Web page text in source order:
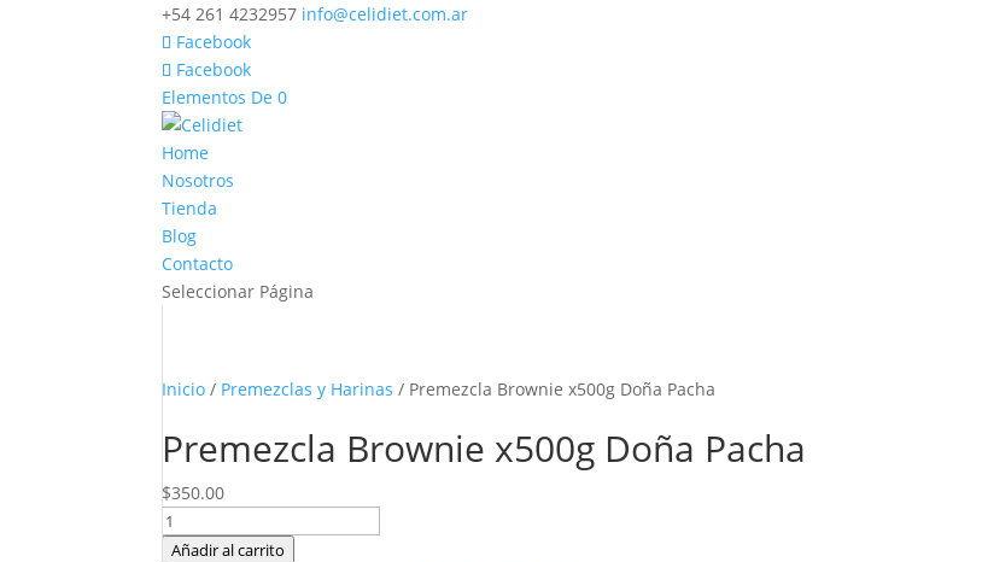
+54 261 4232957 info@celidiet.com.ar
Facebook
Facebook
Elementos De 0
Home
Nosotros
Tienda
Blog
Contacto
Seleccionar Página
Inicio / Premezclas y Harinas / Premezcla Brownie x500g Doña Pacha
Premezcla Brownie x500g Doña Pacha
$350.00
Premezcla
Brownie
Añadir al carrito